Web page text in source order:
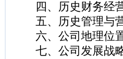
四、历史财务经
五、历史管理与
六、公司地理位
七、公司发展战